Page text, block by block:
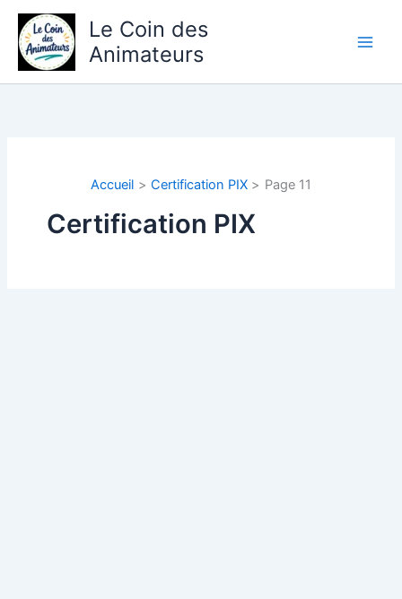
Aller
contenu
Le Coin des
Animateurs
Accueil Certification PIX Page 11
Certification PIX